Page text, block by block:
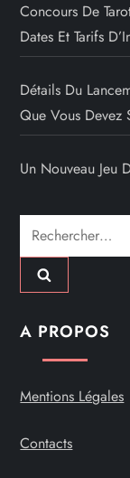
Concours De
Dates Et Tarifs
Détails Du
Que Vous Devez
Un Nouveau Jeu
Rechercher :
A PROPOS
Mentions Légales
Contacts